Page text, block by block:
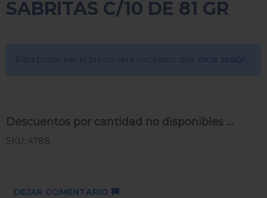
SABRITAS C/10 DE 81 GR
Para poder ver el precio sera necesario que
Descuentos por cantidad no disponibles ...
SKU: 4788
DEJAR COMENTARIO